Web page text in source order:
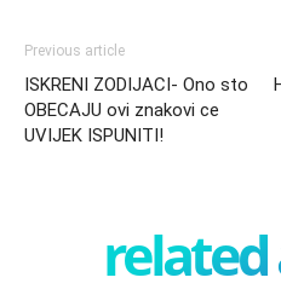
Previous article
ISKRENI ZODIJACI- Ono sto
OBECAJU ovi znakovi ce
UVIJEK ISPUNITI!
related